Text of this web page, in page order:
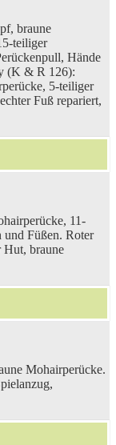
braune
teiliger
Hände
(K & R 126):
5-teiliger
Fuß repariert,
11-
Füßen. Roter
Hut, braune
Mohairperücke.